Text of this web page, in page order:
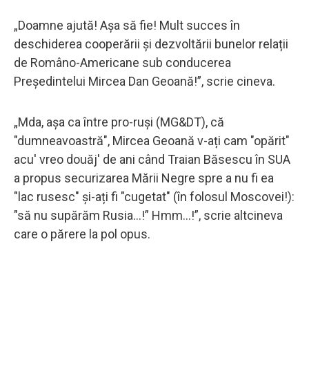
„Doamne ajută! Așa să fie! Mult succes în
deschiderea cooperării și dezvoltării bunelor relații
de Româno-Americane sub conducerea
Președintelui Mircea Dan Geoană!”, scrie cineva.
„Mda, așa ca între pro-ruși (MG&DT), că
"dumneavoastră", Mircea Geoană v-ați cam "opărit"
acu' vreo douăj' de ani când Traian Băsescu în SUA
a propus securizarea Mării Negre spre a nu fi ea
"lac rusesc" și-ați fi "cugetat" (în folosul Moscovei!):
"să nu supărăm Rusia...!” Hmm...!”, scrie altcineva
care o părere la pol opus.